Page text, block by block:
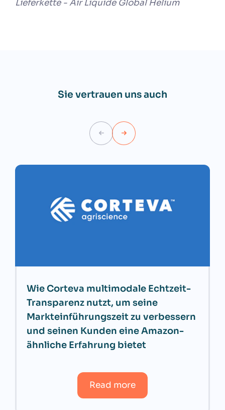
Lieferkette - Air Liquide Global Helium
Sie vertrauen uns auch
Wie Corteva multimodale Echtzeit-
Transparenz nutzt, um seine
Markteinführungszeit zu verbessern
und seinen Kunden eine Amazon-
ähnliche Erfahrung bietet
Read more